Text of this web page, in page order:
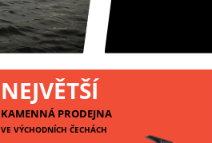
NEJVĚTŠÍ
KAMENNÁ PRODEJNA
VE VÝCHODNÍCH ČECHÁCH